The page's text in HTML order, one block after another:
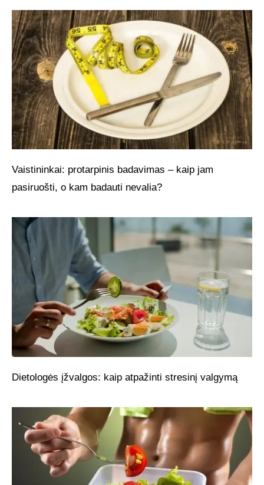
Vaistininkai: protarpinis badavimas – kaip jam
pasiruošti, o kam badauti nevalia?
Dietologės įžvalgos: kaip atpažinti stresinį valgymą